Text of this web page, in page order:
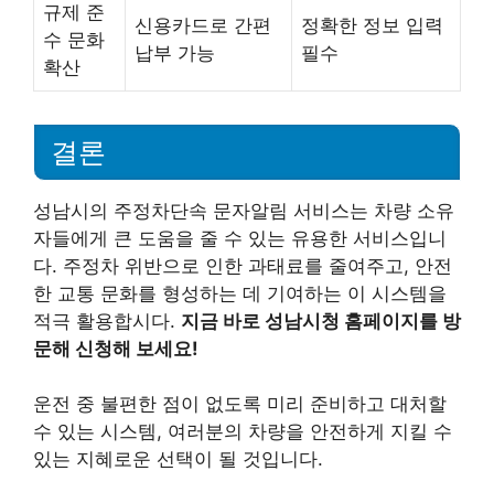
규제 준
수 문화
확산
신용카드로 간편
납부 가능
정확한 정보 입력
필수
결론
성남시의 주정차단속 문자알림 서비스는 차량 소유
자들에게 큰 도움을 줄 수 있는 유용한 서비스입니
다. 주정차 위반으로 인한 과태료를 줄여주고, 안전
한 교통 문화를 형성하는 데 기여하는 이 시스템을
적극 활용합시다. 지금 바로 성남시청 홈페이지를 방
문해 신청해 보세요!
운전 중 불편한 점이 없도록 미리 준비하고 대처할
수 있는 시스템, 여러분의 차량을 안전하게 지킬 수
있는 지혜로운 선택이 될 것입니다.